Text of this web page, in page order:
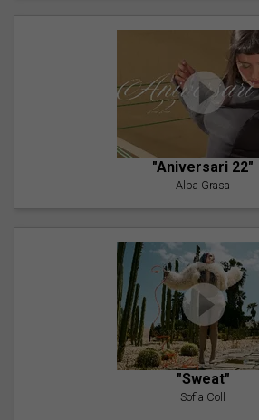
"Aniversari 22"
Alba Grasa
"Sweat"
Sofia Coll